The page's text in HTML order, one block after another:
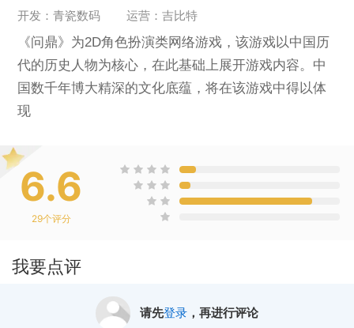
开发：青瓷数码 运营：吉比特
《问鼎》为2D角色扮演类网络游戏，该游戏以中国历
代的历史人物为核心，在此基础上展开游戏内容。中
国数千年博大精深的文化底蕴，将在该游戏中得以体
现
6.6
29个评分
我要点评
请先登录，再进行评论